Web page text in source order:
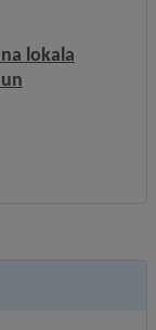
lokala